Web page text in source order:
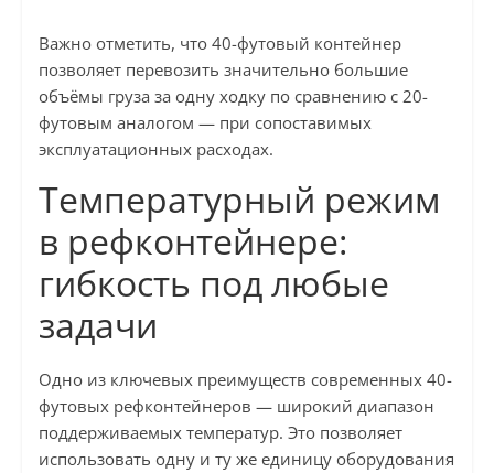
Важно отметить, что 40-футовый контейнер
позволяет перевозить значительно большие
объёмы груза за одну ходку по сравнению с 20-
футовым аналогом — при сопоставимых
эксплуатационных расходах.
Температурный режим
в рефконтейнере:
гибкость под любые
задачи
Одно из ключевых преимуществ современных 40-
футовых рефконтейнеров — широкий диапазон
поддерживаемых температур. Это позволяет
использовать одну и ту же единицу оборудования